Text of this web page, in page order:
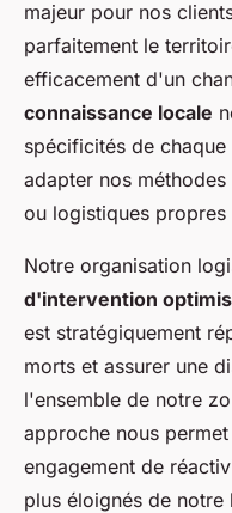
majeur pour nos
parfaitement le
efficacement d'un
connaissance locale
spécificités de
adapter nos
ou logistiques propres
Notre organisation
d'intervention
est stratégiquement
morts et assurer une
l'ensemble de notre
approche nous
engagement de
plus éloignés de notre